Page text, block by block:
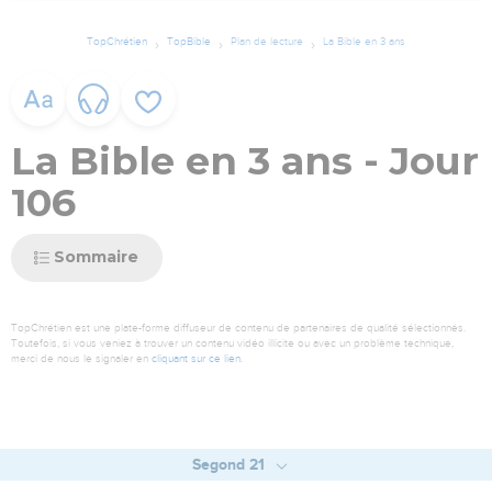
TopChrétien TopBible Plan de lecture La Bible en 3 ans
La Bible en 3 ans - Jour
106
Sommaire
TopChrétien est une plate-forme diffuseur de contenu de partenaires de qualité sélectionnés.
Toutefois, si vous veniez à trouver un contenu vidéo illicite ou avec un problème technique,
merci de nous le signaler en cliquant sur ce lien
Segond 21